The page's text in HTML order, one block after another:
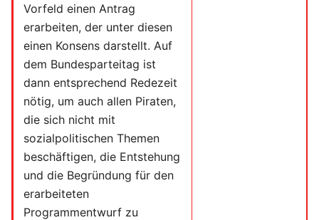
Vorfeld einen Antrag
erarbeiten, der unter diesen
einen Konsens darstellt. Auf
dem Bundesparteitag ist
dann entsprechend Redezeit
nötig, um auch allen Piraten,
die sich nicht mit
sozialpolitischen Themen
beschäftigen, die Entstehung
und die Begründung für den
erarbeiteten
Programmentwurf zu